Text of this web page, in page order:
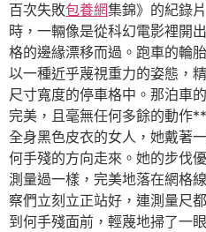
百次失敗包養網集錦》的紀錄
時，一輛像是從科幻電影裡開
格的邊緣漂移而過。跑車的輪
以一種近乎蔑視重力的姿態，
尺寸寬度的停車格中。那泊車
完美，且毫無任何多餘的動作
全身黑色皮衣的女人，她戴著
何手殘的方向走來。她的步伐
測量過一樣，完美地落在網格
察們立刻立正站好，連測量尺
到何手殘面前，輕蔑地掃了一